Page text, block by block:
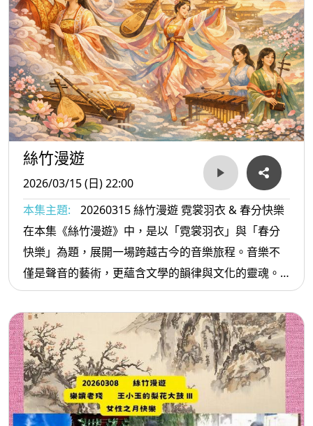
絲竹漫遊
2026/03/15 (日) 22:00
本集主題:
20260315 絲竹漫遊 霓裳羽衣 & 春分快樂
在本集《絲竹漫遊》中，是以「霓裳羽衣」與「春分
快樂」為題，展開一場跨越古今的音樂旅程。音樂不
僅是聲音的藝術，更蘊含文學的韻律與文化的靈魂。
唐代的《霓裳羽衣曲》正是這樣的典範，它由唐玄宗
李隆基在開元、天寶年間集大成創作，結合西域音樂
與漢文化精髓，展現盛唐的開放與繁榮。